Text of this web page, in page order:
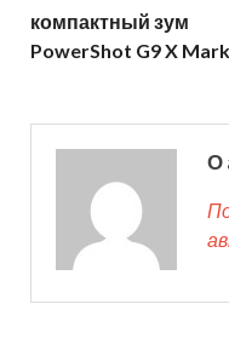
компактный зум
PowerShot G9 X
О